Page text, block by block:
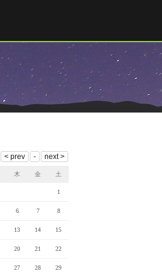
木 金 土
1
6 7 8
13 14 15
20 21 22
27 28 29